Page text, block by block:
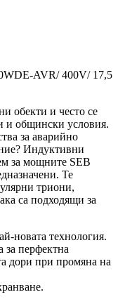
AVR/ 400V/ 17,5
обекти и често се
и общински условия.
за аварийно
Индуктивни
за мощните SEB
Те
триони,
са подходящи за
новата технология.
за перфектна
дори при промяна на